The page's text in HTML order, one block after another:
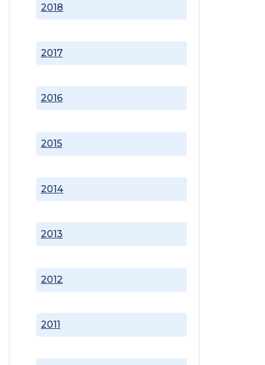
2011
2012
2013
2014
2015
2016
2017
2018